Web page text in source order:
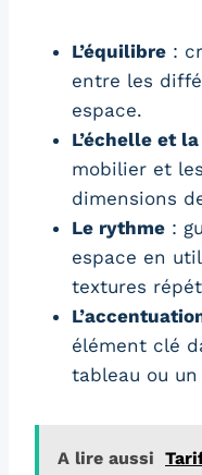
L’équilibre :
entre les
espace.
L’échelle et
mobilier et
dimensions
Le rythme :
espace en
textures
élément clé
tableau ou
A lire aussi